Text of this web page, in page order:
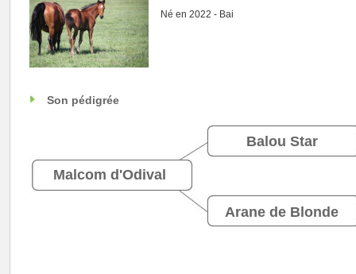
Né en 2022 - Bai
Son pédigrée
Malcom d'Odival
Balou Star
Arane de Blonde